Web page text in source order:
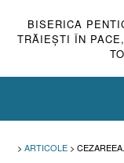
BISERICA
TRĂIEŞTI ÎN
> ARTICOLE >